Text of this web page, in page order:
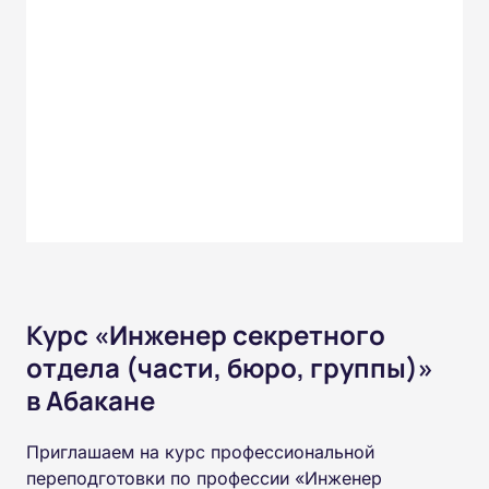
Курс «Инженер секретного
отдела (части, бюро, группы)»
в Абакане
Приглашаем на курс профессиональной
переподготовки по профессии «Инженер